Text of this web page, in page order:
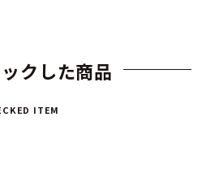
クした商品
ITEM